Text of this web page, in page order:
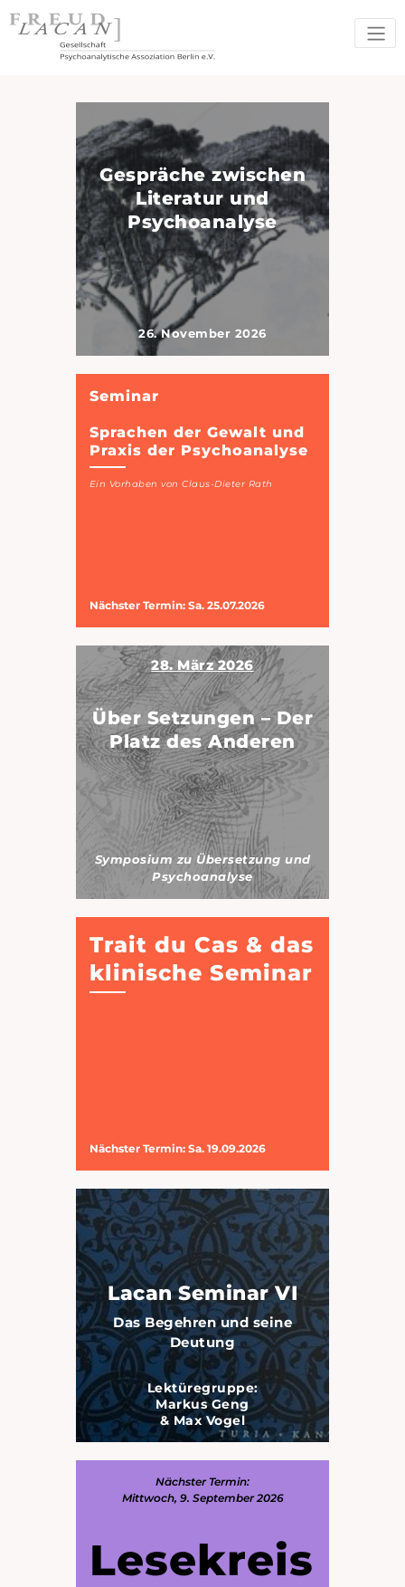
Gespräche zwischen
Literatur und
Psychoanalyse
26. November 2026
Seminar
Sprachen der Gewalt und
Praxis der Psychoanalyse
Ein Vorhaben von Claus-Dieter Rath
Nächster Termin: Sa. 25.07.2026
28. März 2026
Über Setzungen – Der
Platz des Anderen
Symposium zu Übersetzung und
Psychoanalyse
Trait du Cas & das
klinische Seminar
Nächster Termin: Sa. 19.09.2026
Lacan Seminar VI
Das Begehren und seine
Deutung
Lektüregruppe:
Markus Geng
& Max Vogel
Nächster Termin:
Mittwoch, 9. September 2026
Lesekreis